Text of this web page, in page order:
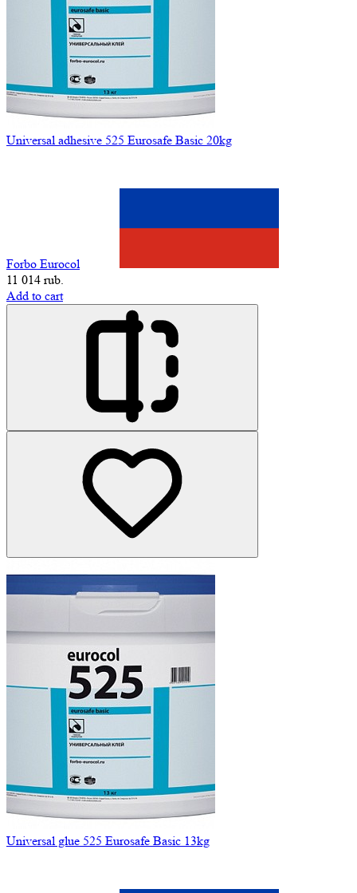
Universal adhesive 525 Eurosafe Basic 20kg
Forbo Eurocol
11 014 rub.
Add to cart
Universal glue 525 Eurosafe Basic 13kg